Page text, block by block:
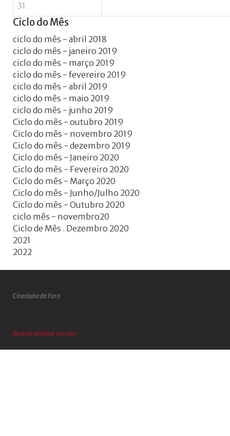
31
CiclodoMês
ciclo do mês - abril 2018
ciclo do mês - janeiro 2019
ciclo do mês - março 2019
ciclo do mês - fevereiro 2019
ciclo do mês - abril 2019
ciclo do mês - maio 2019
ciclo do mês - junho 2019
Ciclo do mês - outubro 2019
Ciclo do mês - novembro 2019
Ciclo do mês - dezembro 2019
Ciclo do mês - Janeiro 2020
Ciclo do mês - Fevereiro 2020
Ciclo do mês - Março 2020
Ciclo do mês - Junho/Julho 2020
Ciclo do mês - Outubro 2020
ciclo mês - novembro20
Ciclo de Mês . Dezembro 2020
2021
2022
Cineclube de Faro
Back to desktop version